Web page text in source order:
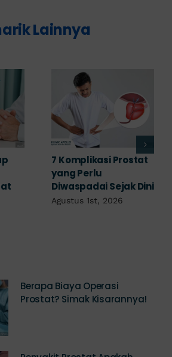
Lainnya
Obat Penyakit
Prostat: Pilihan
Terapi Sesuai
Diagnosis
Berapa Biaya Operasi
Prostat? Simak Kisarannya!